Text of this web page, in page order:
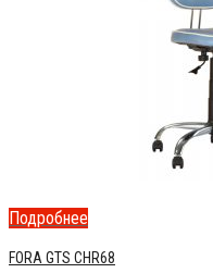
Подробнее
FORA GTS CHR68